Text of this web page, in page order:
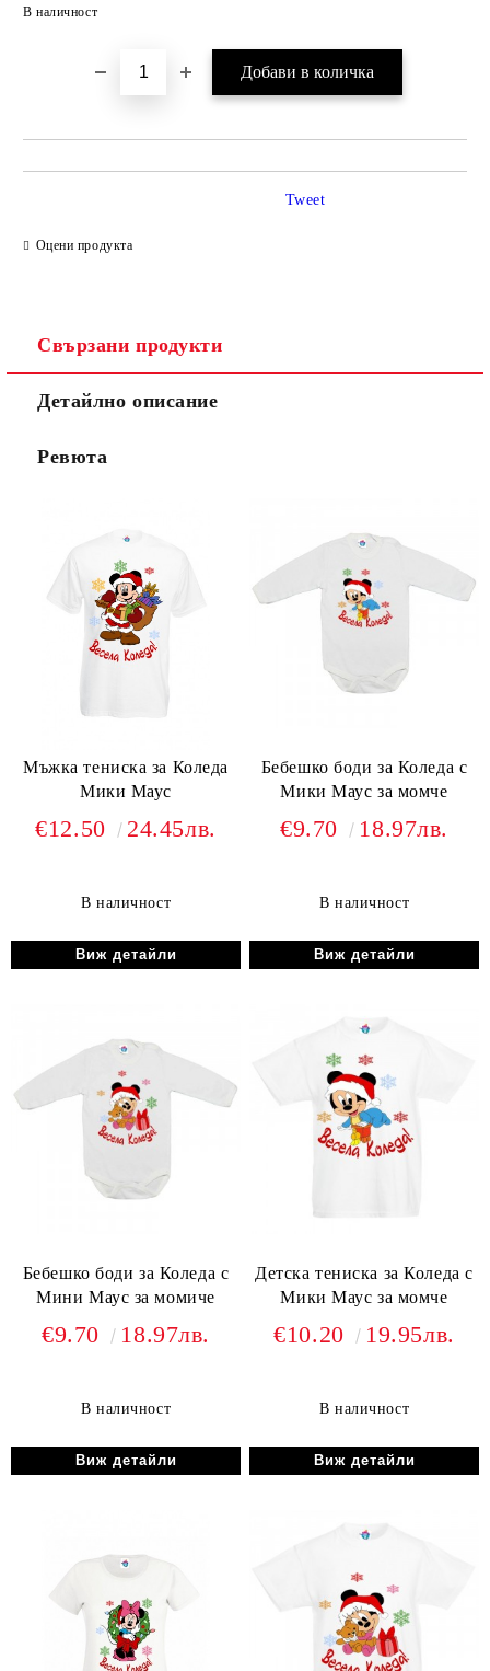
В наличност
Оцени продукта
Tweet
Свързани продукти
Детайлно описание
Ревюта
Мъжка тениска за Коледа
Мики Маус
€12.50 24.45лв.
В наличност
Виж детайли
Бебешко боди за Коледа с
Мики Маус за момче
€9.70 18.97лв.
В наличност
Виж детайли
Бебешко боди за Коледа с
Мини Маус за момиче
€9.70 18.97лв.
В наличност
Виж детайли
Детска тениска за Коледа с
Мики Маус за момче
€10.20 19.95лв.
В наличност
Виж детайли